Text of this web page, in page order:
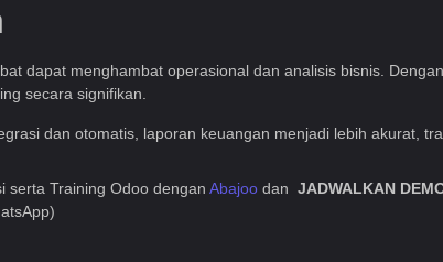
dapat menghambat operasional dan analisis bisnis.
secara signifikan.
dan otomatis, laporan keuangan menjadi lebih akurat,
serta Training Odoo dengan Abajoo dan JADWALKAN